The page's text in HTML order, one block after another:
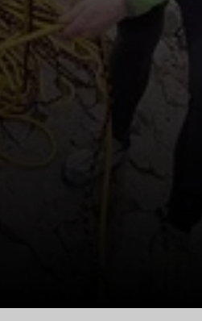
© DAV-FN / R.